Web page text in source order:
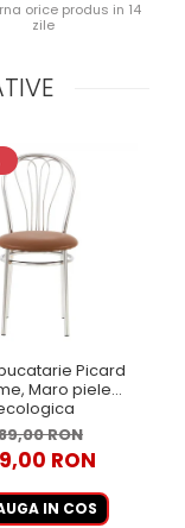
orice produs in 14
zile
Picard
Maro piele
RON
RON
IN COS